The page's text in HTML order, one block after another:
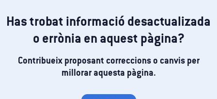
Has trobat informació desactualizada
o errònia en aquest pàgina?
Contribueix proposant correccions o canvis per
millorar aquesta pàgina.